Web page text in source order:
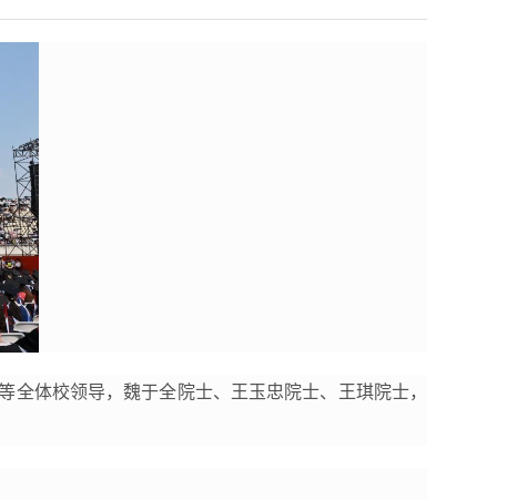
体校领导，魏于全院士、王玉忠院士、王琪院士，